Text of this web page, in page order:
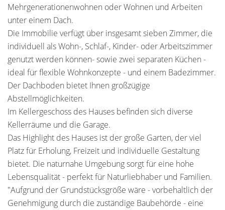
Mehrgenerationenwohnen oder Wohnen und Arbeiten
unter einem Dach.
Die Immobilie verfügt über insgesamt sieben Zimmer, die
individuell als Wohn-, Schlaf-, Kinder- oder Arbeitszimmer
genutzt werden können- sowie zwei separaten Küchen -
ideal für flexible Wohnkonzepte - und einem Badezimmer.
Der Dachboden bietet Ihnen großzügige
Abstellmöglichkeiten.
Im Kellergeschoss des Hauses befinden sich diverse
Kellerräume und die Garage.
Das Highlight des Hauses ist der große Garten, der viel
Platz für Erholung, Freizeit und individuelle Gestaltung
bietet. Die naturnahe Umgebung sorgt für eine hohe
Lebensqualität - perfekt für Naturliebhaber und Familien.
"Aufgrund der Grundstücksgröße wäre - vorbehaltlich der
Genehmigung durch die zuständige Baubehörde - eine